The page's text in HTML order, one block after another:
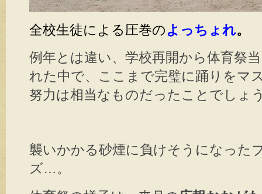
全校生徒による圧巻のよっちょれ。
例年とは違い、学校再開から体育祭
れた中で、ここまで完璧に踊りをマ
努力は相当なものだったことでしょ
襲いかかる砂煙に負けそうになった
ズ…。